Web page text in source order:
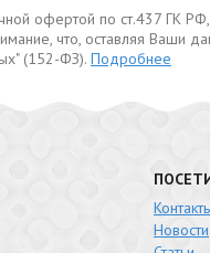
офертой по ст.437 ГК
что, оставляя Ваши
(152-ФЗ). Подробнее
Новости